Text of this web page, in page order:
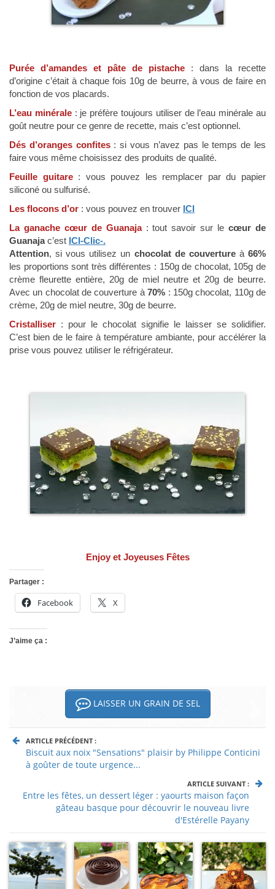
Purée d’amandes et pâte de pistache : dans la recette
d’origine c’était à chaque fois 10g de beurre, à vous de faire en
fonction de vos placards.
L’eau minérale: je préfère toujours utiliser de l’eau minérale au
goût neutre pour ce genre de recette, mais c’est optionnel.
Dés d’oranges confites: si vous n’avez pas le temps de les
faire vous même choisissez des produits de qualité.
Feuille guitare: vous pouvez les remplacer par du papier
siliconé ou sulfurisé.
Les flocons d’or : vous pouvez en trouver ICI
La ganache cœur de Guanaja : tout savoir sur lecœur de
Guanajac’est ICI-Clic-.
Attention, si vous utilisez un chocolat de couverture à66%
les proportions sont très différentes : 150g de chocolat, 105g de
crème fleurette entière, 20g de miel neutre et 20g de beurre.
Avec un chocolat de couverture à70% : 150g chocolat, 110g de
crème, 20g de miel neutre, 30g de beurre.
Cristalliser : pour le chocolat signifie le laisser se solidifier.
C’est bien de le faire à température ambiante, pour accélérer la
prise vous pouvez utiliser le réfrigérateur.
Enjoy et Joyeuses Fêtes
Partager :
Facebook X
J’aime ça :
LAISSER UN GRAIN DE SEL
ARTICLE PRÉCÉDENT :
Biscuit aux noix "Sensations" plaisir by Philippe Conticini
à goûter de toute urgence...
ARTICLE SUIVANT :
Entre les fêtes, un dessert léger : yaourts maison façon
gâteau basque pour découvrir le nouveau livre
d'Estérelle Payany